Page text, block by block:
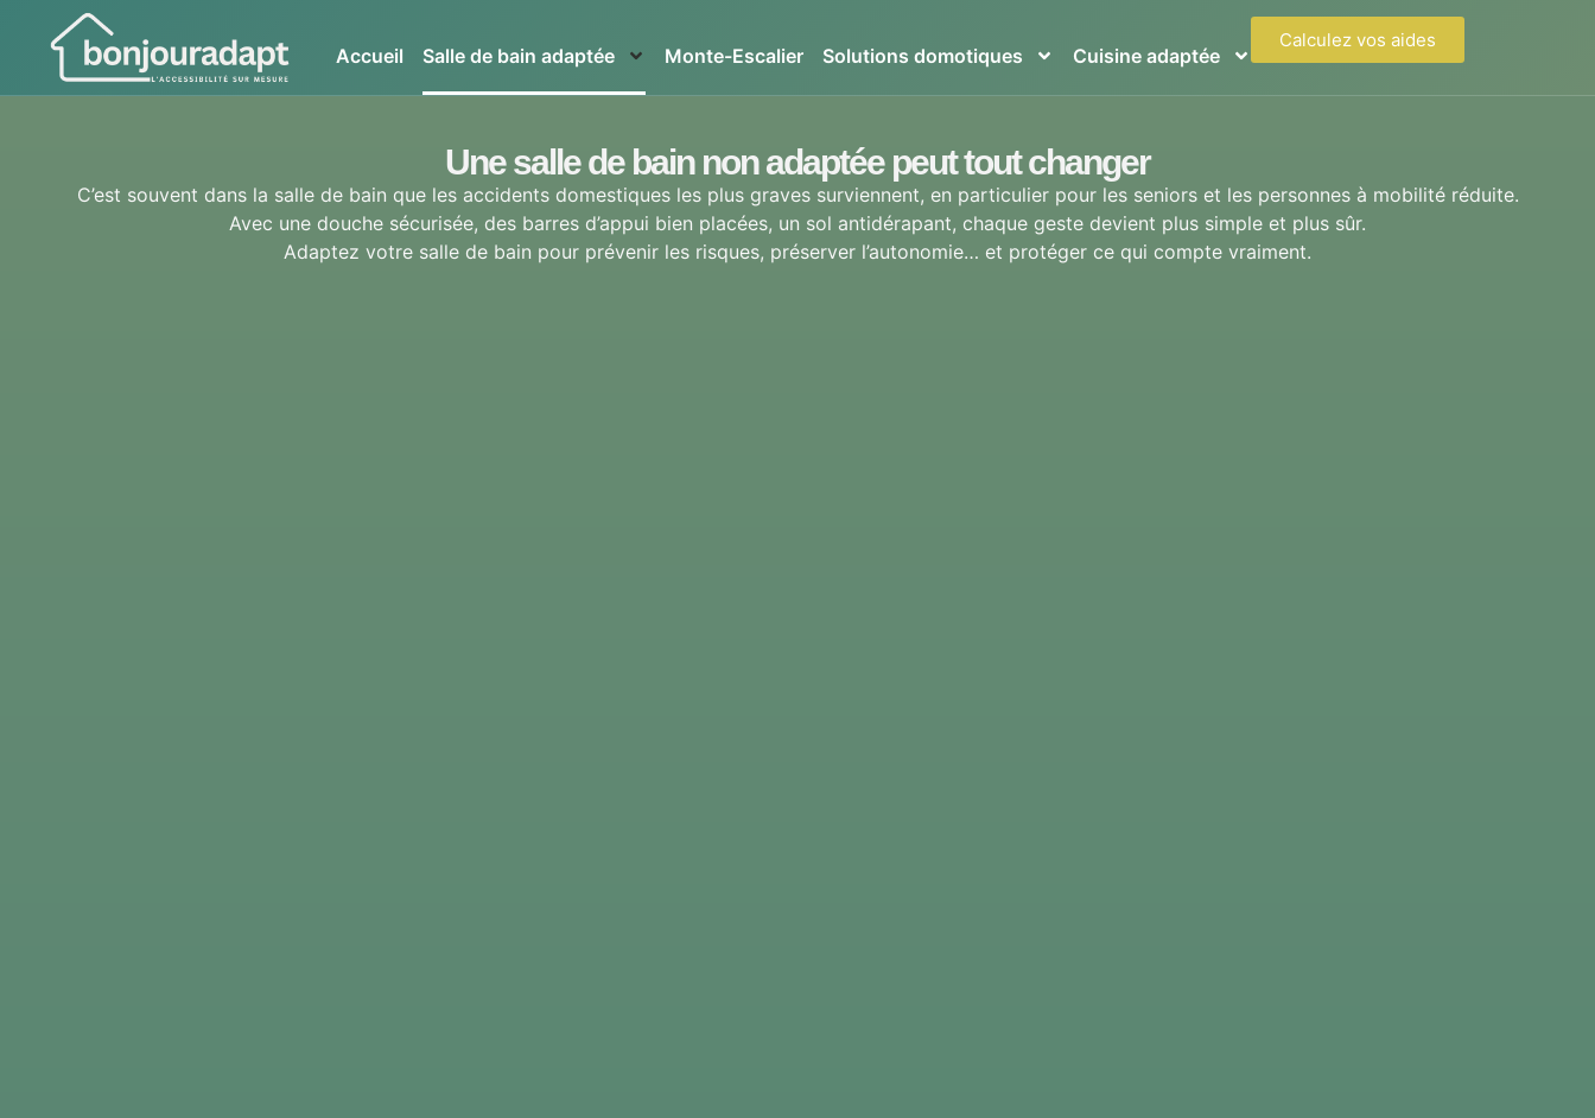
Accueil Salle de bain adaptée Monte-Escalier Solutions domotiques Cuisine adaptée
Calculez vos aides
Une salle de bain non adaptée peut tout changer
C’est souvent dans la salle de bain que les accidents domestiques les plus graves surviennent, en particulier pour les seniors et les personnes à mobilité réduite.
Avec une douche sécurisée, des barres d’appui bien placées, un sol antidérapant, chaque geste devient plus simple et plus sûr.
Adaptez votre salle de bain pour prévenir les risques, préserver l’autonomie… et protéger ce qui compte vraiment.